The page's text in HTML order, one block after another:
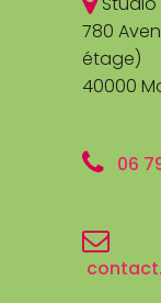
780
étage)
40000
06